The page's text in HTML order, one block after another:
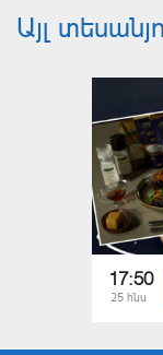
Այլ
17:50
25 հնս